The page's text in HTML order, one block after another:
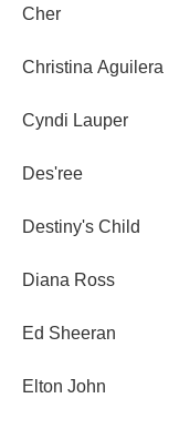
Cher
Christina Aguilera
Cyndi Lauper
Des'ree
Destiny's Child
Diana Ross
Ed Sheeran
Elton John